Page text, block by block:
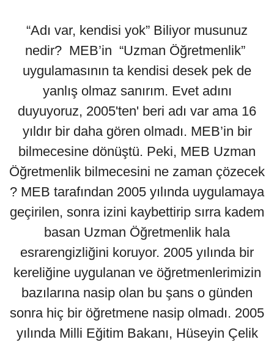
“Adı var, kendisi yok” Biliyor musunuz
nedir? MEB’in “Uzman Öğretmenlik”
uygulamasının ta kendisi desek pek de
yanlış olmaz sanırım. Evet adını
duyuyoruz, 2005'ten' beri adı var ama 16
yıldır bir daha gören olmadı. MEB’in bir
bilmecesine dönüştü. Peki, MEB Uzman
Öğretmenlik bilmecesini ne zaman çözecek
? MEB tarafından 2005 yılında uygulamaya
geçirilen, sonra izini kaybettirip sırra kadem
basan Uzman Öğretmenlik hala
esrarengizliğini koruyor. 2005 yılında bir
kereliğine uygulanan ve öğretmenlerimizin
bazılarına nasip olan bu şans o günden
sonra hiç bir öğretmene nasip olmadı. 2005
yılında Milli Eğitim Bakanı, Hüseyin Çelik